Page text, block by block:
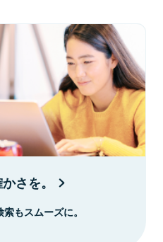
さを。
もスムーズに。